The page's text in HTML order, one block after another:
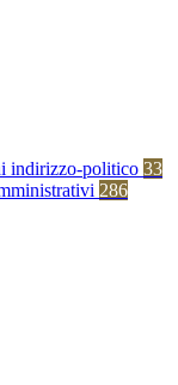
indirizzo-politico 33
286